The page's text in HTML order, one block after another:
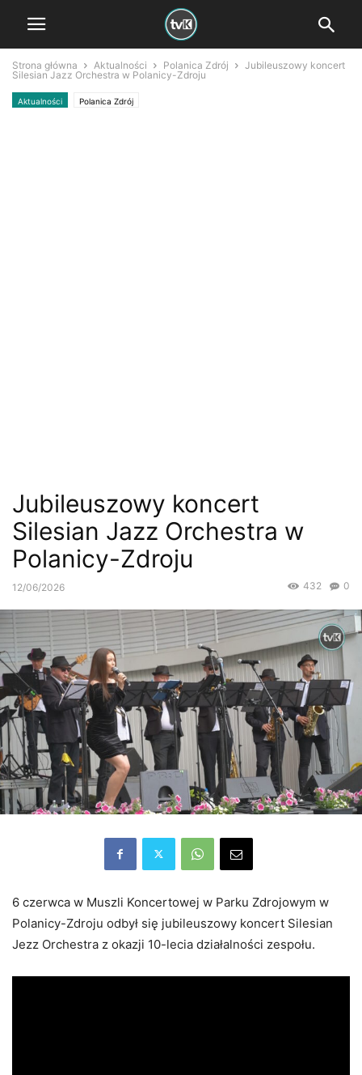
Strona główna Aktualności Polanica Zdrój
Jubileuszowy koncert
Silesian Jazz Orchestra w Polanicy-Zdroju
Aktualności Polanica Zdrój
Jubileuszowy koncert
Silesian Jazz Orchestra w
Polanicy-Zdroju
12/06/2026 0
432
6 czerwca w Muszli Koncertowej w Parku Zdrojowym w
Polanicy-Zdroju odbył się jubileuszowy koncert Silesian
Jezz Orchestra z okazji 10-lecia działalności zespołu.